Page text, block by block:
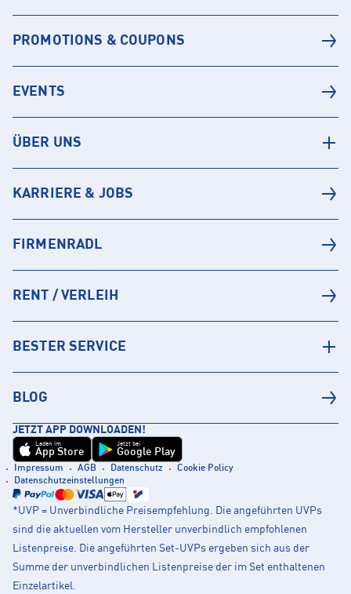
PROMOTIONS & COUPONS
EVENTS
ÜBER UNS
KARRIERE & JOBS
FIRMENRADL
RENT / VERLEIH
BESTER SERVICE
BLOG
JETZT APP DOWNLOADEN!
Laden im
App Store
Jetzt bei
Google Play
Impressum AGB Datenschutz
Cookie Policy
Datenschutzeinstellungen
*UVP = Unverbindliche Preisempfehlung. Die angeführten UVPs
sind die aktuellen vom Hersteller unverbindlich empfohlenen
Listenpreise. Die angeführten Set-UVPs ergeben sich aus der
Summe der unverbindlichen Listenpreise der im Set enthaltenen
Einzelartikel.